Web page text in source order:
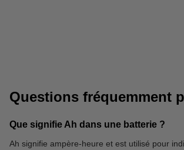
Questions fréquemment
Que signifie Ah dans une batterie ?
Ah signifie ampère-heure et est utilisé pour